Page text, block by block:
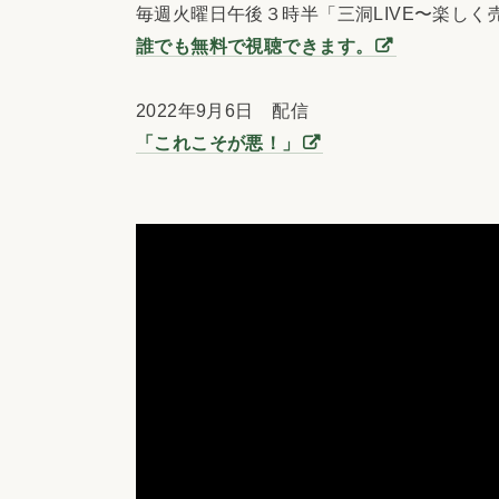
毎週火曜日午後３時半「三洞LIVE〜楽しく
誰でも無料で視聴できます。
2022年9月6日 配信
「これこそが悪！」